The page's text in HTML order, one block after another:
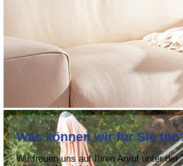
Was können wir für Sie
Wir freuen uns auf Ihren Anruf unter der